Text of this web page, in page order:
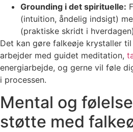
Grounding i det spirituelle:
(intuition, åndelig indsigt)
(praktiske skridt i
Det kan gøre falkeøje krystaller
arbejder med guidet meditation,
energiarbejde, og gerne vil føle
i processen.
Mental og
støtte med